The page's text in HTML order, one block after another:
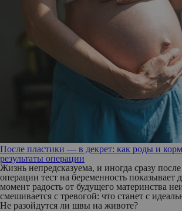
После пластики — в декрет: как роды и
результаты операции
Жизнь непредсказуема, и иногда сразу
операции тест на беременность показывает
момент радость от будущего материнства
смешивается с тревогой: что станет с
Не разойдутся ли швы на животе?